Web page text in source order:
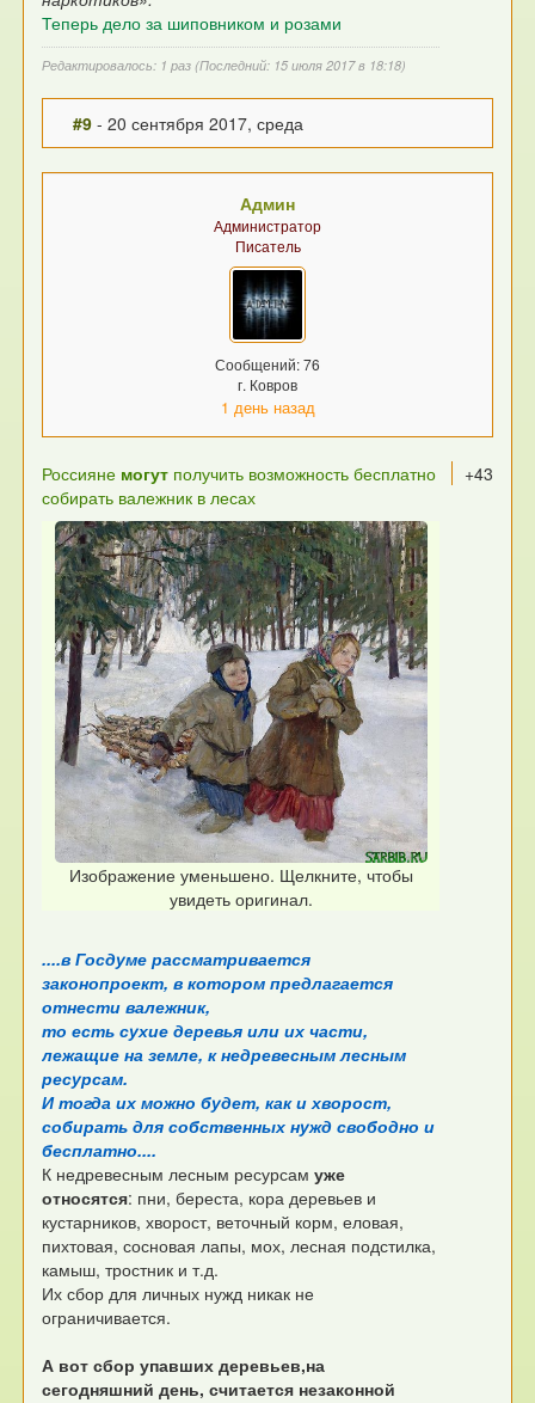
Теперь дело за шиповником и розами
Редактировалось: 1 раз (Последний: 15 июля 2017 в 18:18)
#9 - 20 сентября 2017, среда
Админ
Администратор
Писатель
Сообщений: 76
г. Ковров
1 день назад
+43
Россияне могут получить возможность бесплатно
собирать валежник в лесах
Изображение уменьшено. Щелкните, чтобы
увидеть оригинал.
....в Госдуме рассматривается
законопроект, в котором предлагается
отнести валежник,
то есть сухие деревья или их части,
лежащие на земле, к недревесным лесным
ресурсам.
И тогда их можно будет, как и хворост,
собирать для собственных нужд свободно и
бесплатно....
К недревесным лесным ресурсамуже
относятся: пни, береста, кора деревьев и
кустарников, хворост, веточный корм, еловая,
пихтовая, сосновая лапы, мох, лесная подстилка,
камыш, тростник и т.д.
Их сбор для личных нужд никак не
ограничивается.
А вот сбор упавших деревьев,на
сегодняшний день, считается незаконной